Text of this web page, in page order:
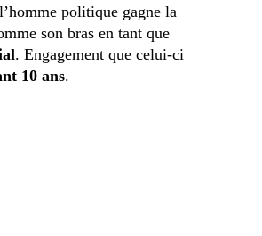
politique gagne la
son bras en tant que
. Engagement que celui-ci
10 ans.